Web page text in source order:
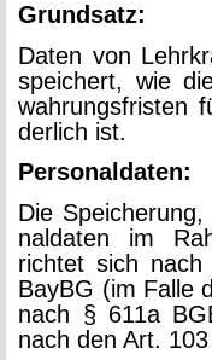
Grund­satz:
Daten von
spei­chert, wie
wah­rungs­fris­ten
der­lich ist.
Per­so­nal­da­ten:
Die
nal­da­ten im
rich­tet sich
BayBG (im Falle
nach § 611a
nach den Art.